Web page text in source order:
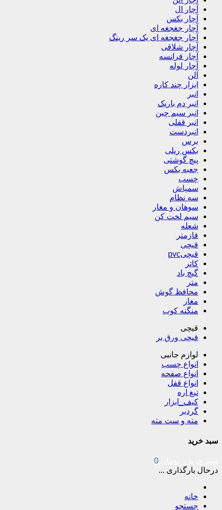
آچار ال
آچار بکس
آچار جغجغه ای
آچار جغجغه ای یک سر رینگ
آچار شلاقی
آچار فرانسه
آچار لوله
آلن
ابزار چند کاره
انبر
انبر دم باریک
انبر سیم چین
انبر قفلی
انبردست
برس
بکس ریلی
پیچ گوشتی
جعبه بکس
چسب
سمپاش
سه نظام
سوهان و مغار
سیم لخت کن
شعله
فازمتر
قیچی
قیچیpvc
کاتر
گیچ باد
متر
محافظ گوش
مغار
منگنه کوب
قیچی
قیچی ورق بر
لوازم جانبی
انواع چسب
انواع صفحه
انواع قفل
تیغ اره
کیف_ابزار
گردبر
مته و ست مته
سبد خرید
0
درحال بارگذاری ...
خانه
جستجو